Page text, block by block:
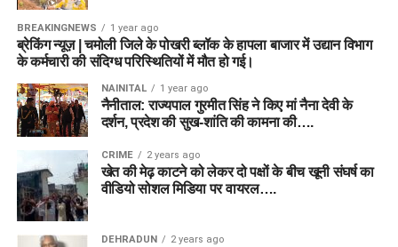
BREAKINGNEWS 1 year ago
ब्रेकिंग न्यूज़ | चमोली जिले के पोखरी ब्लॉक के हापला बाजार में उद्यान विभाग
के कर्मचारी की संदिग्ध परिस्थितियों में मौत हो गई।
NAINITAL 1 year ago
नैनीताल: राज्यपाल गुरमीत सिंह ने किए मां नैना देवी के
दर्शन, प्रदेश की सुख-शांति की कामना की….
CRIME 2 years ago
खेत की मेढ़ काटने को लेकर दो पक्षों के बीच खूनी संघर्ष का
वीडियो सोशल मिडिया पर वायरल….
DEHRADUN 2 years ago